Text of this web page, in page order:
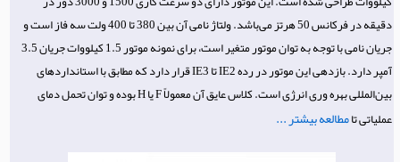
دقیقه در فرکانس 50 هرتز می‌باشد. ولتاژ نامی آن بین 380 تا 400 ولت سه فاز است و
جریان نامی با توجه به توان موتور متغیر است، برای نمونه موتور 1.5 کیلووات جریان 3.5
آمپر دارد. بازدهی این موتور در رده IE2 تا IE3 قرار دارد که مطابق با استانداردهای
بین‌المللی بهره وری انرژی است. کلاس عایق آن معمولاً F یا H بوده و توان تحمل دمای
عملیاتی تامطالعه بیشتر ...